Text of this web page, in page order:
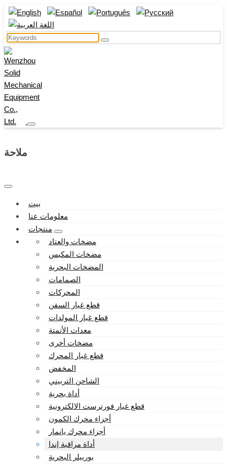
ملاحة
بيت
معلومات عنا
منتجات
مضخات والعتاد
مضخات المكبس
المضخات البحرية
الصمامات
المحركات
قطع غيار السفن
قطع غيار المولدات
معدات الأتمتة
مضخات أخرى
قطع غيار المحرك
المخفض
الشاحن التربيني
أداة بحرية
قطع غيار فورترست الالكترونية
أجزاء محرك الكمون
أجزاء محرك يانمار
أداة مراقبة إندا
بوربيلر البحرية